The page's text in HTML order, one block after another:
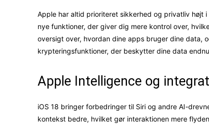
Apple har altid prioriteret sikkerhed og privatliv højt
nye funktioner, der giver dig mere kontrol over,
oversigt over, hvordan dine apps bruger dine data,
krypteringsfunktioner, der beskytter dine data
Apple Intelligence og
iOS 18 bringer forbedringer til Siri og andre AI-
kontekst bedre, hvilket gør interaktionen mere